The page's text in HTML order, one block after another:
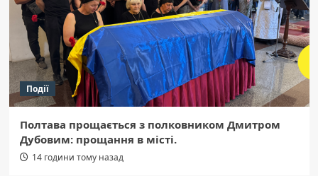
Події
Полтава прощається з полковником Дмитром
Дубовим: прощання в місті.
14 години тому назад